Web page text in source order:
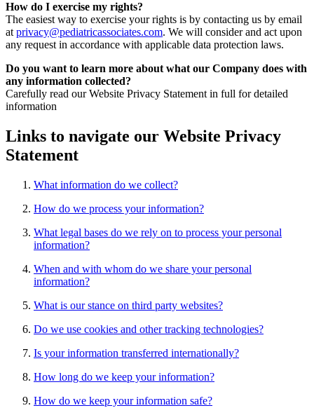
How do I exercise my rights?
The easiest way to exercise your rights is by contacting us by email
at privacy@pediatricassociates.com. We will consider and act upon
any request in accordance with applicable data protection laws.
Do you want to learn more about what our Company does with
any information collected?
Carefully read our Website Privacy Statement in full for detailed
information
Links to navigate our Website Privacy
Statement
What information do we collect?
How do we process your information?
What legal bases do we rely on to process your personal
information?
When and with whom do we share your personal
information?
What is our stance on third party websites?
Do we use cookies and other tracking technologies?
Is your information transferred internationally?
How long do we keep your information?
How do we keep your information safe?